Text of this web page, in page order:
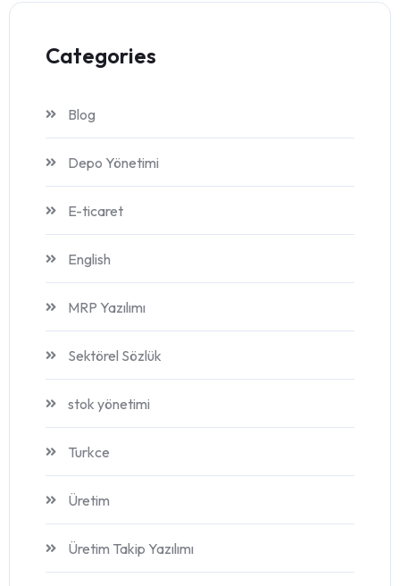
Categories
Blog
Depo Yönetimi
E-ticaret
English
MRP Yazılımı
Sektörel Sözlük
stok yönetimi
Turkce
Üretim
Üretim Takip Yazılımı